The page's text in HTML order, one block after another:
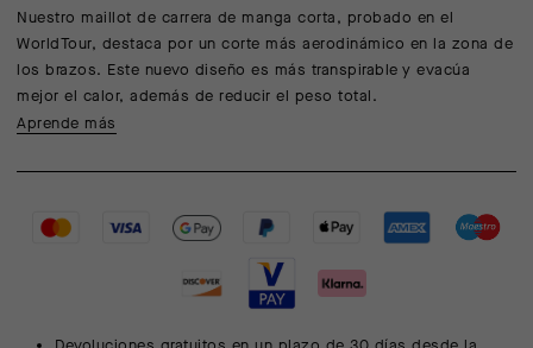
Nuestro maillot de carrera de manga corta, probado en el
WorldTour, destaca por un corte más aerodinámico en la zona de
los brazos. Este nuevo diseño es más transpirable y evacúa
mejor el calor, además de reducir el peso total.
Aprende más